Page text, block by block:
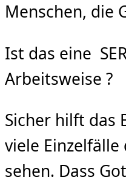
Menschen, die
Ist das eine
Arbeitsweise ?
Sicher hilft das
viele
sehen. Dass